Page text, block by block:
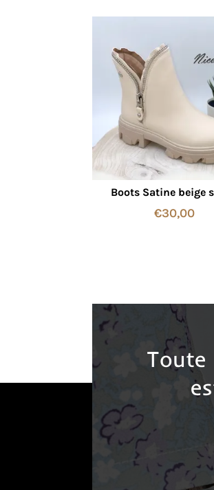
Boots Satine beige
€30,00
Toute